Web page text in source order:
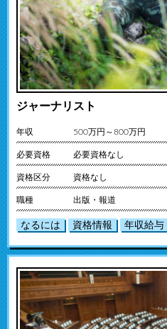
ジャーナリスト
年収 500万円～800万円
必要資格 必要資格なし
資格区分 資格なし
職種 出版・報道
なるには 資格情報 年収給与